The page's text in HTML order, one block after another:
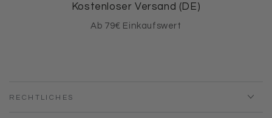
Kostenloser Versand (DE)
Ab 79€ Einkaufswert
RECHTLICHES